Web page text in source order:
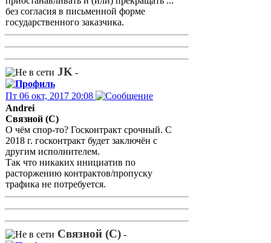
без согласия в письменной форме
государственного заказчика.
JK -
Пт 06 окт, 2017 20:08
Andrei
Связной (С)
О чём спор-то? Госконтракт срочный. С
2018 г. госконтракт будет заключён с
другим исполнителем.
Так что никаких инициатив по
расторжению контрактов/пропуску
трафика не потребуется.
Связной (С) -